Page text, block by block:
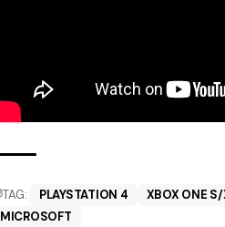
TAG: PLAYSTATION 4 XBOX ONE S/
MICROSOFT